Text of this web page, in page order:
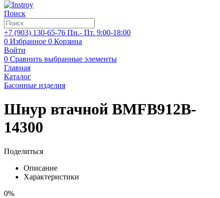
Поиск
+7 (903) 130-65-76 Пн.- Пт. 9:00-18:00
0 Избранное 0 Корзина
Войти
0 Сравнить выбранные элементы
Главная
Каталог
Басонные изделия
Шнур втачной BMFB912B-
14300
Поделиться
Описание
Характеристики
0%